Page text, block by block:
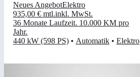
Neues AngebotElektro
935,00 € mtl.inkl. MwSt.
36 Monate Laufzeit. 10.000 KM pro
Jahr.
440 kW (598 PS) • Automatik • Elektro